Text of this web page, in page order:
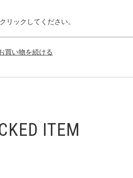
リックしてください。
ITEM